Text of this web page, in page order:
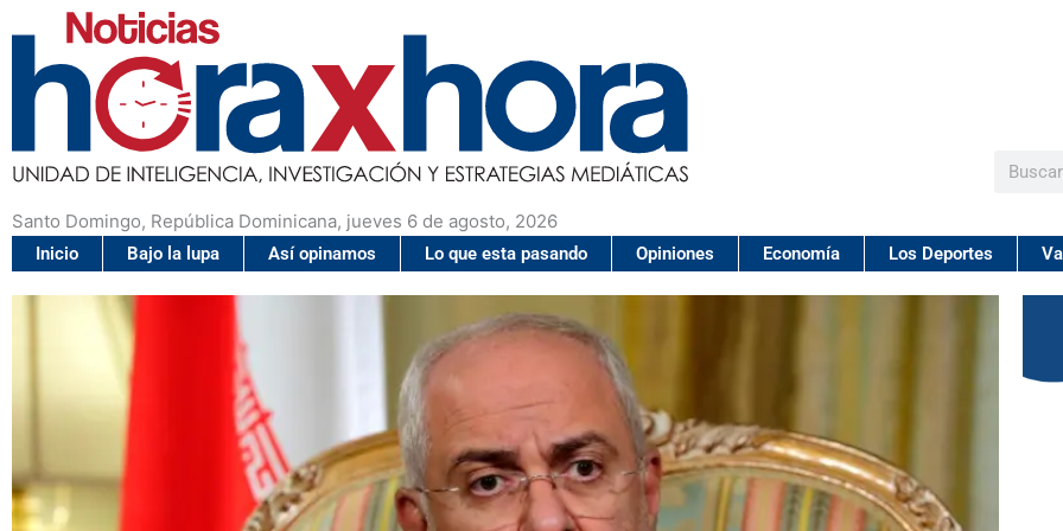
Santo Domingo, República Dominicana, jueves 6 de agosto, 2026
Buscar
Inicio Bajo la lupa Así opinamos Lo que esta pasando Opiniones Economía Los Deportes